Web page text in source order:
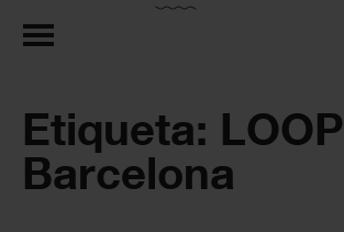
Etiqueta: LOOP
Barcelona